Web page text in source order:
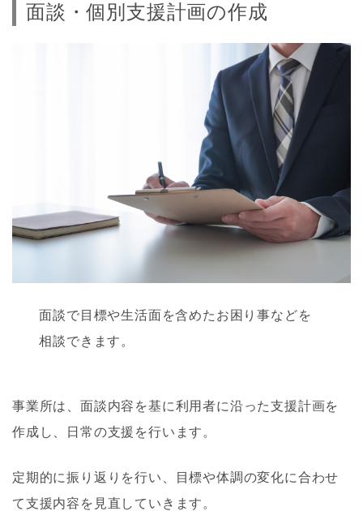
面談・個別支援計画の作成
面談で目標や生活面を含めたお困り事などを
相談できます。
事業所は、面談内容を基に利用者に沿った支援計画を
作成し、日常の支援を行います。
定期的に振り返りを行い、目標や体調の変化に合わせ
て支援内容を見直していきます。